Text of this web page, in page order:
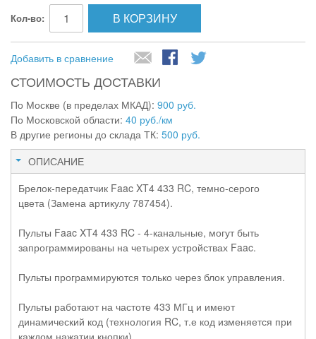
Кол-во: В КОРЗИНУ
Добавить в сравнение
СТОИМОСТЬ ДОСТАВКИ
По Москве (в пределах МКАД): 900 руб.
По Московской области: 40 руб./км
В другие регионы до склада ТК: 500 руб.
ОПИСАНИЕ
Брелок-передатчик Faac XT4 433 RC, темно-серого
цвета (Замена артикулу 787454).
Пульты Faac XT4 433 RC - 4-канальные, могут быть
запрограммированы на четырех устройствах Faac.
Пульты программируются только через блок управления.
Пульты работают на частоте 433 МГц и имеют
динамический код (технология RC, т.е код изменяется при
каждом нажатии кнопки).